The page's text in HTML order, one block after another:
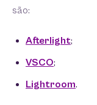
são:
Afterlight;
VSCO;
Lightroom.